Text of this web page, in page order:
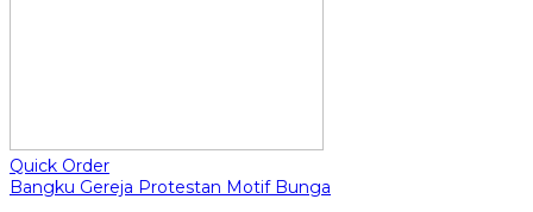
Quick Order
Bangku Gereja Protestan Motif Bunga